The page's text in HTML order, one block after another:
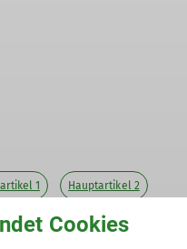
1 Hauptartikel 2
Cookies